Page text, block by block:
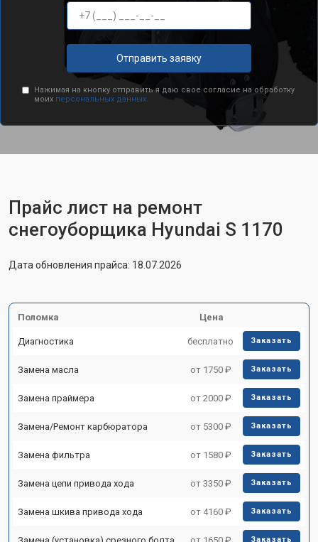
Отправить заявку
Нажимая на кнопку отправить я даю свое согласие на обработку
моих персональных данных.
Прайс лист на ремонт
снегоуборщика Hyundai S 1170
Дата обновления прайса: 18.07.2026
Поломка Цена
Диагностика бесплатно Заказать
Замена масла от 1750 ₽ Заказать
Замена праймера от 2000 ₽ Заказать
Замена/Pемонт карбюратора от 5300 ₽ Заказать
Замена фильтра от 1580 ₽ Заказать
Замена цепи привода хода от 3350 ₽ Заказать
Замена шкива привода хода от 4160 ₽ Заказать
Замена (установка) срезного болта от 1650 ₽ Заказать